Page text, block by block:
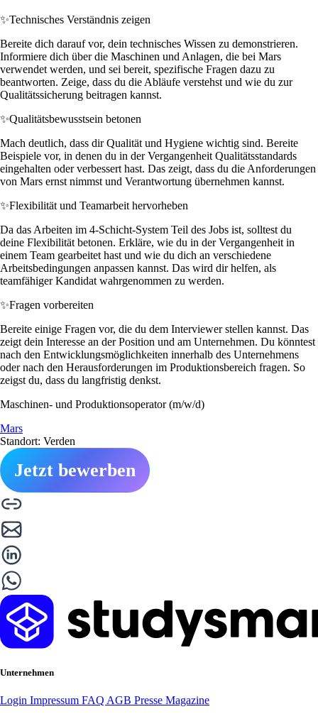
✨Technisches Verständnis zeigen
Bereite dich darauf vor, dein technisches Wissen zu demonstrieren.
Informiere dich über die Maschinen und Anlagen, die bei Mars
verwendet werden, und sei bereit, spezifische Fragen dazu zu
beantworten. Zeige, dass du die Abläufe verstehst und wie du zur
Qualitätssicherung beitragen kannst.
✨Qualitätsbewusstsein betonen
Mach deutlich, dass dir Qualität und Hygiene wichtig sind. Bereite
Beispiele vor, in denen du in der Vergangenheit Qualitätsstandards
eingehalten oder verbessert hast. Das zeigt, dass du die Anforderungen
von Mars ernst nimmst und Verantwortung übernehmen kannst.
✨Flexibilität und Teamarbeit hervorheben
Da das Arbeiten im 4-Schicht-System Teil des Jobs ist, solltest du
deine Flexibilität betonen. Erkläre, wie du in der Vergangenheit in
einem Team gearbeitet hast und wie du dich an verschiedene
Arbeitsbedingungen anpassen kannst. Das wird dir helfen, als
teamfähiger Kandidat wahrgenommen zu werden.
✨Fragen vorbereiten
Bereite einige Fragen vor, die du dem Interviewer stellen kannst. Das
zeigt dein Interesse an der Position und am Unternehmen. Du könntest
nach den Entwicklungsmöglichkeiten innerhalb des Unternehmens
oder nach den Herausforderungen im Produktionsbereich fragen. So
zeigst du, dass du langfristig denkst.
Maschinen- und Produktionsoperator (m/w/d)
Mars
Standort: Verden
Jetzt bewerben
Unternehmen
Login Impressum FAQ AGB Presse Magazine